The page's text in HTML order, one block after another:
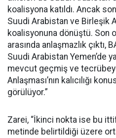
koalisyona katıldı. Ancak
Suudi Arabistan ve Birleşik
koalisyonuna dönüştü. Son
arasında anlaşmazlık çıktı,
Suudi Arabistan Yemen’de
mevcut geçmiş ve
Anlaşması’nın kalıcılığı
görülüyor.”
Zarei, “İkinci nokta ise bu
metinde belirtildiği üzere